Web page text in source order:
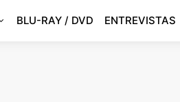
BLU-RAY / DVD ENTREVISTAS